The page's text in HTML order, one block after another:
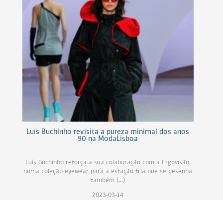
Luís Buchinho revisita a pureza minimal dos anos
90 na ModaLisboa
Luís Buchinho reforça a sua colaboração com a Ergovisão,
numa coleção eyewear para a estação fria que se desenha
também (...)
2023-03-14